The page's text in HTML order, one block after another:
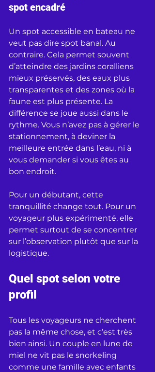
spot encadré
Un spot accessible en bateau ne
veut pas dire spot banal. Au
contraire. Cela permet souvent
d’atteindre des jardins coralliens
mieux préservés, des eaux plus
transparentes et des zones où la
faune est plus présente. La
différence se joue aussi dans le
rythme. Vous n’avez pas à gérer le
stationnement, à deviner la
meilleure entrée dans l’eau, ni à
vous demander si vous êtes au
bon endroit.
Pour un débutant, cette
tranquillité change tout. Pour un
voyageur plus expérimenté, elle
permet surtout de se concentrer
sur l’observation plutôt que sur la
logistique.
Quel spot selon votre
profil
Tous les voyageurs ne cherchent
pas la même chose, et c’est très
bien ainsi. Un couple en lune de
miel ne vit pas le snorkeling
comme une famille avec enfants